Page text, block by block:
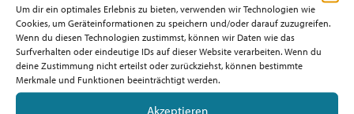
Um dir ein optimales Erlebnis zu bieten, verwenden wir Technologien wie
Cookies, um Geräteinformationen zu speichern und/oder darauf zuzugreifen.
Wenn du diesen Technologien zustimmst, können wir Daten wie das
Surfverhalten oder eindeutige IDs auf dieser Website verarbeiten. Wenn du
deine Zustimmung nicht erteilst oder zurückziehst, können bestimmte
Merkmale und Funktionen beeinträchtigt werden.
Akzeptieren
38 | Anna-Nicole Heinrich
01. Februar